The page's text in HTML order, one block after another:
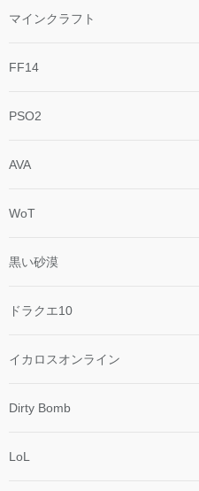
マインクラフト
FF14
PSO2
AVA
WoT
黒い砂漠
ドラクエ10
イカロスオンライン
Dirty Bomb
LoL